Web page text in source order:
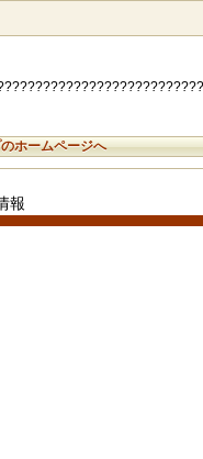
ホームページへ
報